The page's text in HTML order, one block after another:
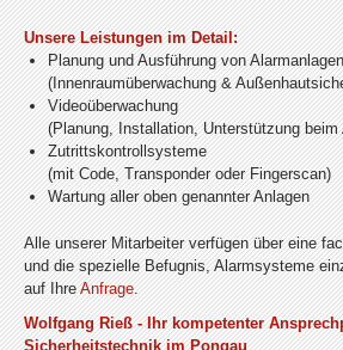
Unsere Leistungen im Detail:
Planung und Ausführung von Alarmanlagen
(Innenraumüberwachung &
Videoüberwachung
(Planung, Installation, Unterstützung beim
Zutrittskontrollsysteme
(mit Code, Transponder oder Fingerscan)
Wartung aller oben genannter Anlagen
Alle unserer Mitarbeiter verfügen über eine
und die spezielle Befugnis, Alarmsysteme
auf IhreAnfrage.
Wolfgang Rieß - Ihr kompetenter
Sicherheitstechnik im Pongau